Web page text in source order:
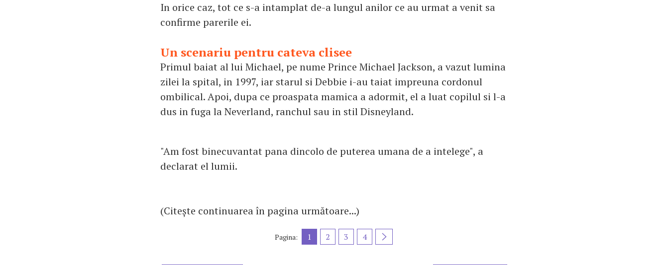
In orice caz, tot ce s-a intamplat de-a lungul anilor ce au urmat a venit sa
confirme parerile ei.
Un scenariu pentru cateva clisee
Primul baiat al lui Michael, pe nume Prince Michael Jackson, a vazut lumina
zilei la spital, in 1997, iar starul si Debbie i-au taiat impreuna cordonul
ombilical. Apoi, dupa ce proaspata mamica a adormit, el a luat copilul si l-a
dus in fuga la Neverland, ranchul sau in stil Disneyland.
"Am fost binecuvantat pana dincolo de puterea umana de a intelege", a
declarat el lumii.
(Citește continuarea în pagina următoare...)
Pagina: 1 2 3 4